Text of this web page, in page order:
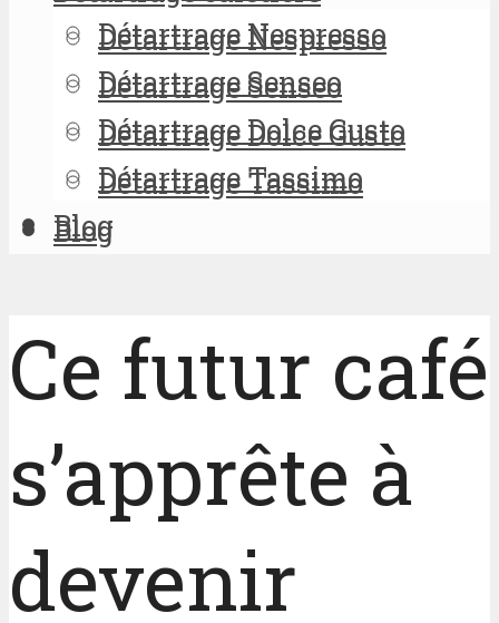
Détartrage Nespresso
Détartrage Senseo
Détartrage Dolce Gusto
Détartrage Tassimo
Blog
Détartrage Nespresso
Détartrage Senseo
Détartrage Dolce Gusto
Détartrage Tassimo
Blog
Ce futur café
s’apprête à
devenir